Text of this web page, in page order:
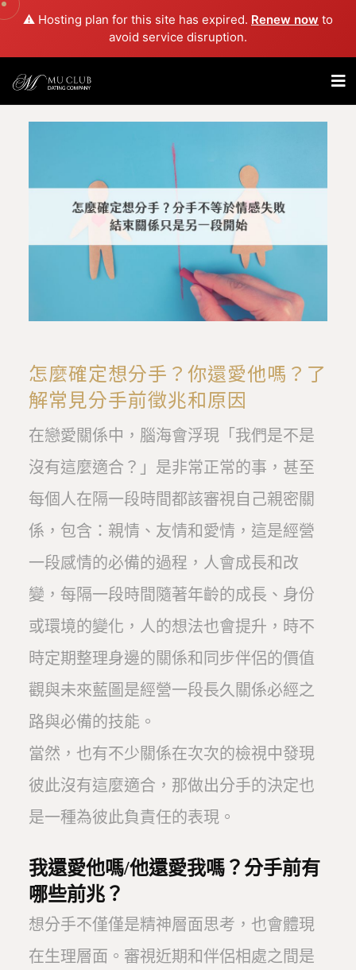
⚠️ Hosting plan for this site has expired. Renew now to
avoid service disruption.
怎麼確定想分手？你還愛他嗎？了
解常見分手前徵兆和原因
在戀愛關係中，腦海會浮現「我們是不是
沒有這麼適合？」是非常正常的事，甚至
每個人在隔一段時間都該審視自己親密關
係，包含：親情、友情和愛情，這是經營
一段感情的必備的過程，人會成長和改
變，每隔一段時間隨著年齡的成長、身份
或環境的變化，人的想法也會提升，時不
時定期整理身邊的關係和同步伴侶的價值
觀與未來藍圖是經營一段長久關係必經之
路與必備的技能。
當然，也有不少關係在次次的檢視中發現
彼此沒有這麼適合，那做出分手的決定也
是一種為彼此負責任的表現。
我還愛他嗎/他還愛我嗎？分手前有
哪些前兆？
想分手不僅僅是精神層面思考，也會體現
在生理層面。審視近期和伴侶相處之間是